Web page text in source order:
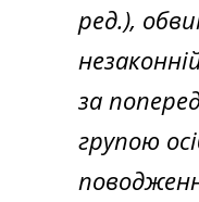
ред.),
за
групою